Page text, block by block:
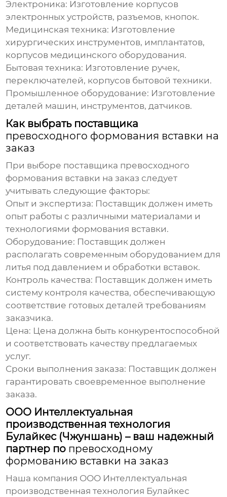
Электроника: Изготовление корпусов
электронных устройств, разъемов, кнопок.
Медицинская техника: Изготовление
хирургических инструментов, имплантатов,
корпусов медицинского оборудования.
Бытовая техника: Изготовление ручек,
переключателей, корпусов бытовой техники.
Промышленное оборудование: Изготовление
деталей машин, инструментов, датчиков.
Как выбрать поставщика
превосходного формования вставки на
заказ
При выборе поставщика превосходного
формования вставки на заказ следует
учитывать следующие факторы:
Опыт и экспертиза: Поставщик должен иметь
опыт работы с различными материалами и
технологиями формования вставки.
Оборудование: Поставщик должен
располагать современным оборудованием для
литья под давлением и обработки вставок.
Контроль качества: Поставщик должен иметь
систему контроля качества, обеспечивающую
соответствие готовых деталей требованиям
заказчика.
Цена: Цена должна быть конкурентоспособной
и соответствовать качеству предлагаемых
услуг.
Сроки выполнения заказа: Поставщик должен
гарантировать своевременное выполнение
заказа.
ООО Интеллектуальная
производственная технология
Булайкес (Чжуншань) – ваш надежный
партнер по превосходному
формованию вставки на заказ
Наша компания ООО Интеллектуальная
производственная технология Булайкес